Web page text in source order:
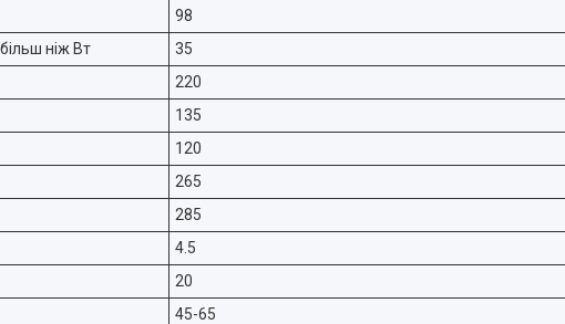
98
ніж Вт
35
220
135
120
265
285
4.5
20
45-65